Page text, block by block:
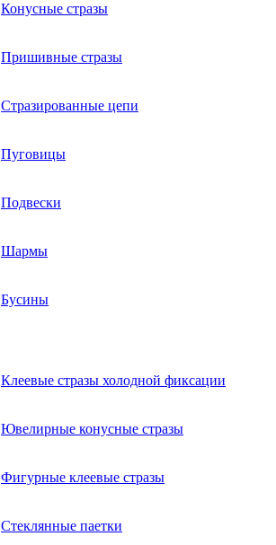
Конусные стразы
Пришивные стразы
Стразированные цепи
Пуговицы
Подвески
Шармы
Бусины
Клеевые стразы холодной фиксации
Ювелирные конусные стразы
Фигурные клеевые стразы
Стеклянные паетки